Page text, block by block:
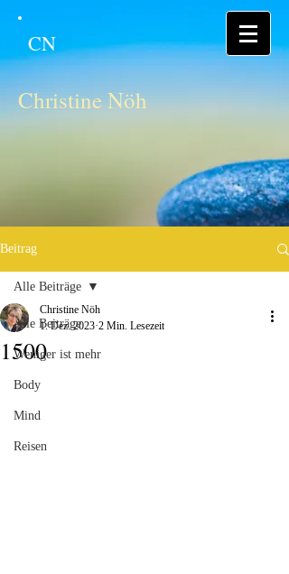
CN
Christine Nöh
Beitrag
Alle Beiträge
Weniger ist mehr
Body
Mind
Reisen
Alle Beiträge
1500
Christine Nöh
1. Dez. 2023 2 Min. Lesezeit